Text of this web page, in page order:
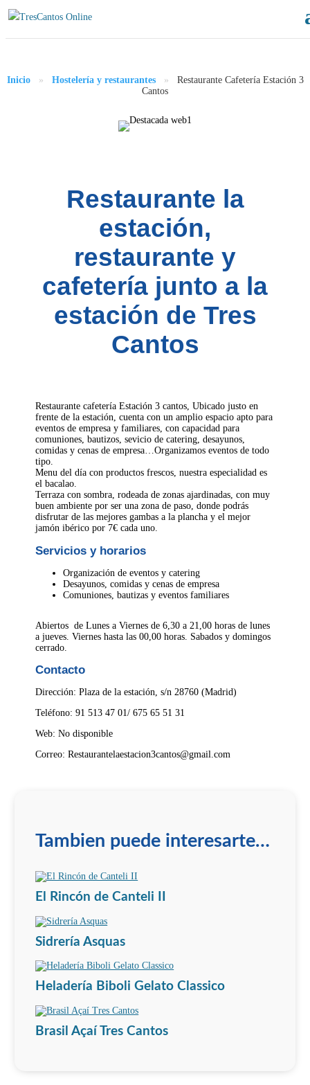
Inicio » Hostelería y restaurantes »
Restaurante Cafetería Estación 3
Cantos
Restaurante la
estación,
restaurante y
cafetería junto a la
estación de Tres
Cantos
Restaurante cafetería Estación 3 cantos, Ubicado justo en
frente de la estación, cuenta con un amplio espacio apto para
eventos de empresa y familiares, con capacidad para
comuniones, bautizos, sevicio de catering, desayunos,
comidas y cenas de empresa…Organizamos eventos de todo
tipo.
Menu del día con productos frescos, nuestra especialidad es
el bacalao.
Terraza con sombra, rodeada de zonas ajardinadas, con muy
buen ambiente por ser una zona de paso, donde podrás
disfrutar de las mejores gambas a la plancha y el mejor
jamón ibérico por 7€ cada uno.
Servicios y horarios
Organización de eventos y catering
Desayunos, comidas y cenas de empresa
Comuniones, bautizas y eventos familiares
Abiertos de Lunes a Viernes de 6,30 a 21,00 horas de lunes
a jueves. Viernes hasta las 00,00 horas. Sabados y domingos
cerrado.
Contacto
Dirección: Plaza de la estación, s/n 28760 (Madrid)
Teléfono: 91 513 47 01/ 675 65 51 31
Web: No disponible
Correo: Restaurantelaestacion3cantos@gmail.com
Tambien puede interesarte…
El Rincón de Canteli II
Sidrería Asquas
Heladería Biboli Gelato Classico
Brasil Açaí Tres Cantos